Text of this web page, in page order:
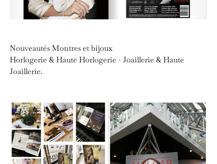
Nouveautés Montres et bijoux
Horlogerie & Haute Horlogerie - Joaillerie & Haute
Joaillerie.